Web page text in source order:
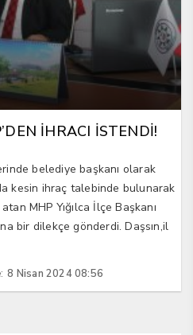
İHRACI İSTENDİ!
belediye başkanı olarak
kesin ihraç talebinde bulunarak
MHP Yığılca İlçe Başkanı
bir dilekçe gönderdi. Daşsın,il
8 Nisan 2024 08:56